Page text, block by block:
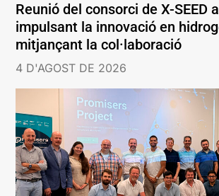
Reunió del consorci de X-SEED
impulsant la innovació en
mitjançant la col·laboració
4 D'AGOST DE 2026